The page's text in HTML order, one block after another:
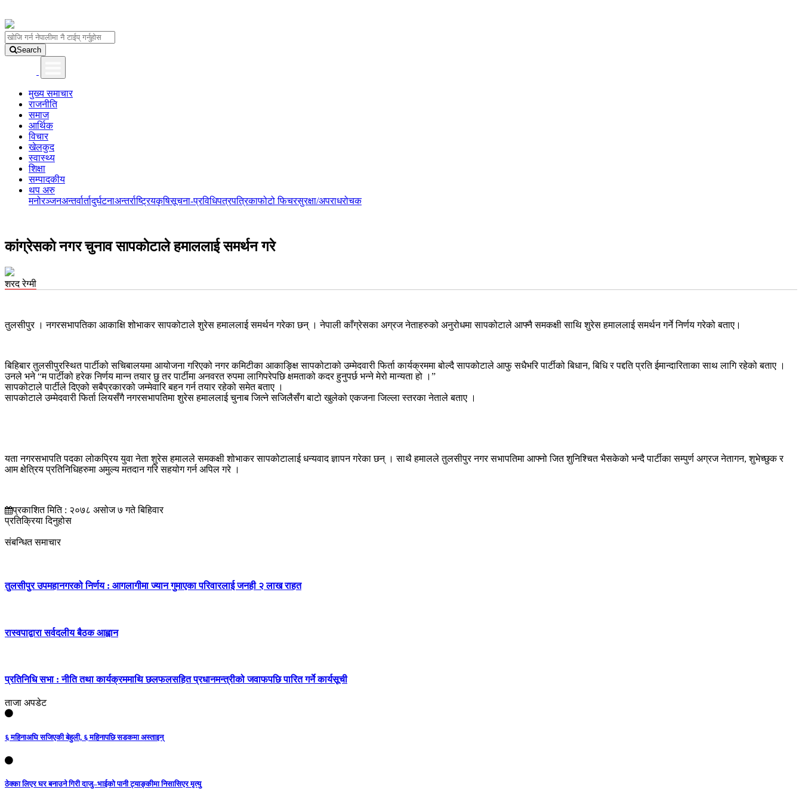
Search
मुख्य समाचार
राजनीति
समाज
आर्थिक
विचार
खेलकुद
स्वास्थ्य
शिक्षा
सम्पादकीय
थप अरु
मनोरञ्जनअन्तर्वार्तादुर्घटनाअन्तर्राष्ट्रियकृषिसूचना-प्रविधिपत्रपत्रिकाफोटो फिचरसुरक्षा/अपराधरोचक
कांग्रेसकाे नगर चुनाव सापकाेटाले हमाललाई समर्थन गरे
शरद रेग्मी
तुलसीपुर । नगरसभापतिका आकाक्षि शोभाकर सापकोटाले शुरेस हमाललाई समर्थन गरेका छन् । नेपाली काँग्रेसका अग्रज नेताहरुको अनुरोधमा सापकोटाले आफ्नै समकक्षी साथि शुरेस हमाललाई समर्थन गर्ने निर्णय गरेको बताए।
बिहिबार तुलसीपुरस्थित पार्टीको सचिबालयमा आयोजना गरिएको नगर कमिटीका आकाङ्क्षि सापकोटाको उम्मेदवारी फिर्ता कार्यक्रममा बोल्दै सापकोटाले आफु सधैभरि पार्टीको बिधान, बिधि र पद्दति प्रति ईमान्दारिताका साथ लागि रहेको बताए ।
उनले भने “म पार्टीको हरेक निर्णय मान्न तयार छु तर पार्टीमा अनवरत रुपमा लागिपरेपछि क्षमताको कदर हुनुपर्छ भन्ने मेरो मान्यता हो ।”
सापकोटाले पार्टीले दिएको सबैप्रकारको जम्मेवारि बहन गर्न तयार रहेको समेत बताए ।
सापकोटाले उम्मेदवारी फिर्ता लियसँगै नगरसभापतिमा शुरेस हमाललाई चुनाब जित्ने सजिलैसँग बाटो खुलेको एकजना जिल्ला स्तरका नेताले बताए ।
यता नगरसभापति पदका लोकप्रिय युवा नेता शुरेस हमालले समकक्षी शोभाकर सापकोटालाई धन्यवाद ज्ञापन गरेका छन् । साथै हमालले तुलसीपुर नगर सभापतिमा आफ्नो जित शुनिश्चित भैसकेको भन्दै पार्टीका सम्पुर्ण अग्रज नेतागन, शुभेच्छुक र
आम क्षेत्रिय प्रतिनिधिहरुमा अमुल्य मतदान गरि सहयोग गर्न अपिल गरे ।
प्रकाशित मिति : २०७८ असोज ७ गते बिहिवार
प्रतिक्रिया दिनुहोस
संबन्धित समाचार
तुलसीपुर उपमहानगरको निर्णय : आगलागीमा ज्यान गुमाएका परिवारलाई जनही २ लाख राहत
रास्वपाद्वारा सर्वदलीय बैठक आह्वान
प्रतिनिधि सभा : नीति तथा कार्यक्रममाथि छलफलसहित प्रधानमन्त्रीको जवाफपछि पारित गर्ने कार्यसूची
ताजा अपडेट
६ महिनाअघि सजिएकी बेहुली, ६ महिनापछि सडकमा अस्ताइन्
ठेक्का लिएर घर बनाउने गिरी दाजु–भाईको पानी ट्याङ्कीमा निसासिएर मृत्यु